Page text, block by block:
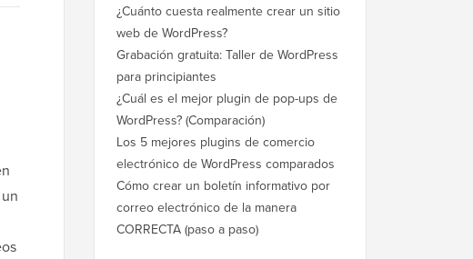
¿Cuánto cuesta realmente crear un sitio
web de WordPress?
Grabación gratuita: Taller de WordPress
para principiantes
¿Cuál es el mejor plugin de pop-ups de
WordPress? (Comparación)
Los 5 mejores plugins de comercio
electrónico de WordPress comparados
Cómo crear un boletín informativo por
correo electrónico de la manera
CORRECTA (paso a paso)